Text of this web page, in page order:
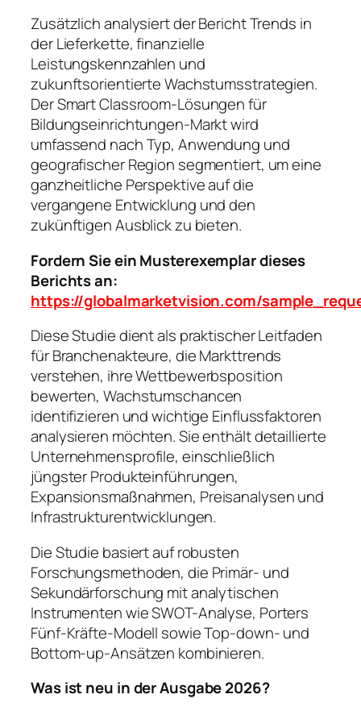
Zusätzlich analysiert der Bericht Trends in
der Lieferkette, finanzielle
Leistungskennzahlen und
zukunftsorientierte Wachstumsstrategien.
Der Smart Classroom-Lösungen für
Bildungseinrichtungen-Markt wird
umfassend nach Typ, Anwendung und
geografischer Region segmentiert, um eine
ganzheitliche Perspektive auf die
vergangene Entwicklung und den
zukünftigen Ausblick zu bieten.
Fordern Sie ein Musterexemplar dieses
Berichts an:
https://globalmarketvision.com/
Diese Studie dient als praktischer Leitfaden
für Branchenakteure, die Markttrends
verstehen, ihre Wettbewerbsposition
bewerten, Wachstumschancen
identifizieren und wichtige Einflussfaktoren
analysieren möchten. Sie enthält detaillierte
Unternehmensprofile, einschließlich
jüngster Produkteinführungen,
Expansionsmaßnahmen, Preisanalysen und
Infrastrukturentwicklungen.
Die Studie basiert auf robusten
Forschungsmethoden, die Primär- und
Sekundärforschung mit analytischen
Instrumenten wie SWOT-Analyse, Porters
Fünf-Kräfte-Modell sowie Top-down- und
Bottom-up-Ansätzen kombinieren.
Was ist neu in der Ausgabe 2026?